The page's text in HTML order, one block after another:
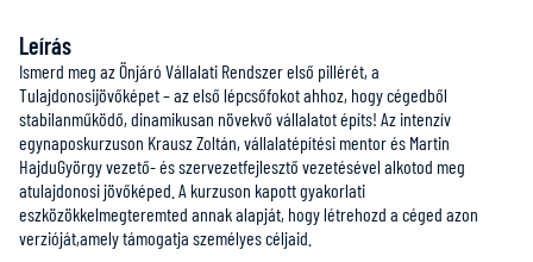
Leírás
Ismerd meg az Önjáró Vállalati Rendszer első pillérét, a
Tulajdonosijövőképet – az első lépcsőfokot ahhoz, hogy cégedből
stabilanműködő, dinamikusan növekvő vállalatot építs! Az intenzív
egynaposkurzuson Krausz Zoltán, vállalatépítési mentor és Martin
HajduGyörgy vezető- és szervezetfejlesztő vezetésével alkotod meg
atulajdonosi jövőképed. A kurzuson kapott gyakorlati
eszközökkelmegteremted annak alapját, hogy létrehozd a céged azon
verzióját,amely támogatja személyes céljaid.